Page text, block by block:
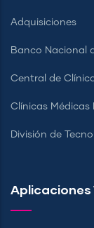
Adquisiciones
Banco Nacional
Central de
Clínicas Médicas
División de
Aplicaciones